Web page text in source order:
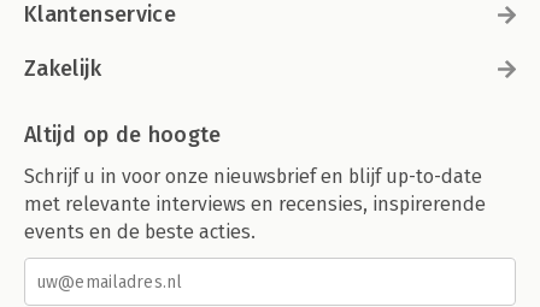
Klantenservice
Zakelijk
Altijd op de hoogte
Schrijf u in voor onze nieuwsbrief en blijf up-to-date
met relevante interviews en recensies, inspirerende
events en de beste acties.